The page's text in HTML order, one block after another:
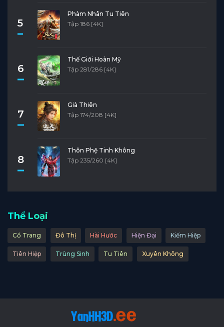
5
Phàm Nhân Tu Tiên
Tập 186 [4K]
6
Thế Giới Hoàn Mỹ
Tập 281/286 [4K]
7
Già Thiên
Tập 174/208 [4K]
8
Thôn Phệ Tinh Không
Tập 235/260 [4K]
Thể Loại
Cổ Trang Đô Thị Hài Hước Hiện Đại Kiếm Hiệp
Tiên Hiệp Trùng Sinh Tu Tiên Xuyên Không